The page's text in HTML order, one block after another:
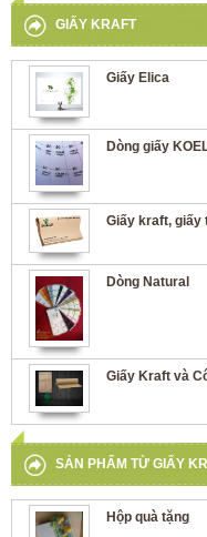
GIẤY KRAFT
Giấy Elica
Dòng giấy
Giấy kraft, giấy
Dòng Natural
Giấy Kraft và
SẢN PHẨM TỪ GIẤY
Hộp quà tặng